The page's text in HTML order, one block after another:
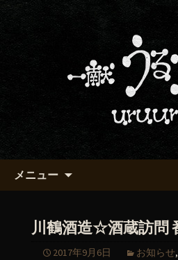
京都・五条でお
める「一献うる
京都・五条烏丸の町
るうる」からのお知
メニュー
川鶴酒造☆酒蔵訪問
2017年9月6日 お知らせ,